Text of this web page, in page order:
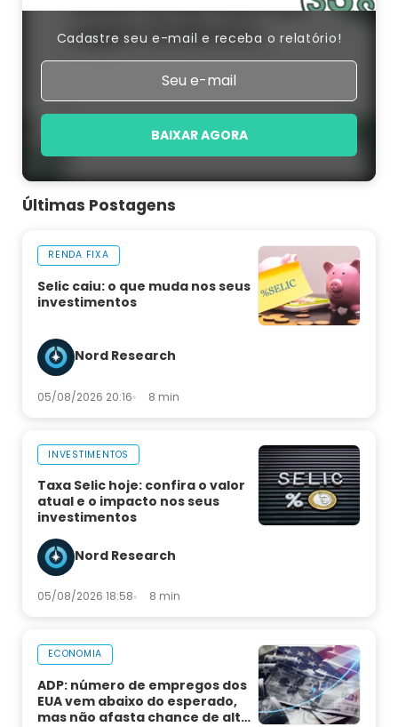
Cadastre seu e-mail e receba o relatório!
BAIXAR AGORA
Últimas Postagens
RENDA FIXA
Selic caiu: o que muda nos seus
investimentos
Nord Research
05/08/2026 20:16 8 min
INVESTIMENTOS
Taxa Selic hoje: confira o valor
atual e o impacto nos seus
investimentos
Nord Research
05/08/2026 18:58 8 min
ECONOMIA
ADP: número de empregos dos
EUA vem abaixo do esperado,
mas não afasta chance de alta